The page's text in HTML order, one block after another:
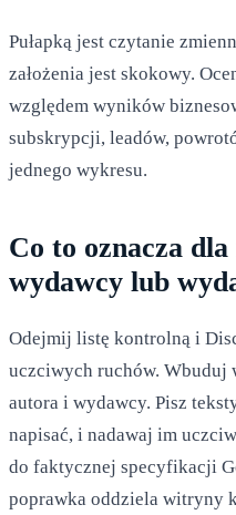
Pułapką jest czytanie
założenia jest skokowy.
względem wyników
subskrypcji, leadów,
jednego wykresu.
Co to oznacza
wydawcy lub
Odejmij listę kontrolną i
uczciwych ruchów. Wbuduj
autora i wydawcy. Pisz
napisać, i nadawaj im
do faktycznej specyfikacji
poprawka oddziela witryny